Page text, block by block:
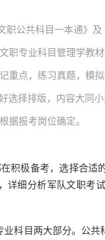
职公共科目一本通》
职专业科目管理学教
重点，练习真题，模拟
选择排版，内容大同小
据报考岗位确定。
积极备考，选择合适
详细分析军队文职考
科目两大部分。公